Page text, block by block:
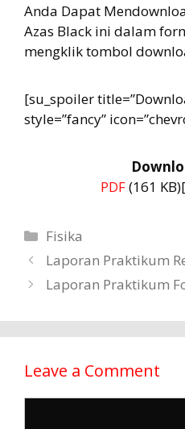
Anda Dapat
Azas Black ini dalam
mengklik tombol
[su_spoiler
style=”fancy”
PDF(161
Categories
Fisika
Laporan Praktikum
Laporan Praktikum
Leave a Comment